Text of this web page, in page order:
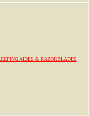
AIDES & RAZORBLADES